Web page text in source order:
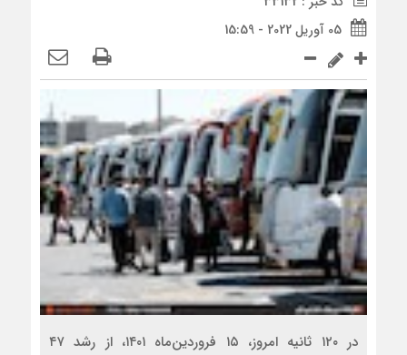
05 آوریل 2022 - 15:59
در ۱۲۰ ثانیه امروز، ۱۵ فروردین‌ماه ۱۴۰۱، از رشد ۴۷